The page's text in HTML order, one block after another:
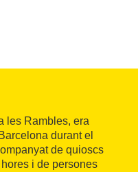
les Rambles, era
durant el
de quioscs
i de persones